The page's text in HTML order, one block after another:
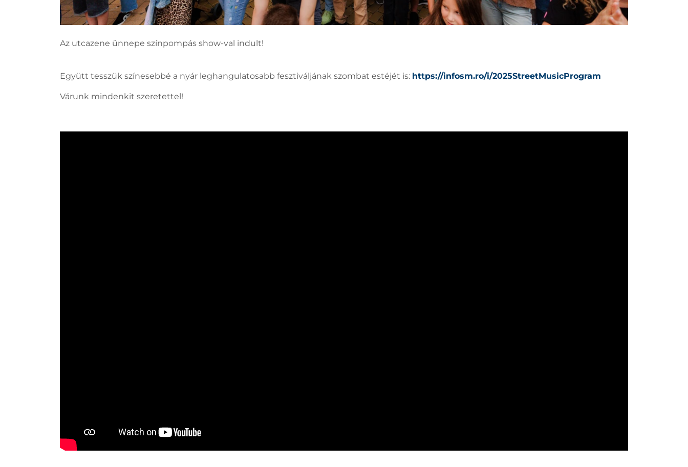
Az utcazene ünnepe színpompás show-val indult!
Együtt tesszük színesebbé a nyár leghangulatosabb fesztiváljának szombat estéjét is: https://infosm.ro/i/2025StreetMusicProgram
Várunk mindenkit szeretettel!